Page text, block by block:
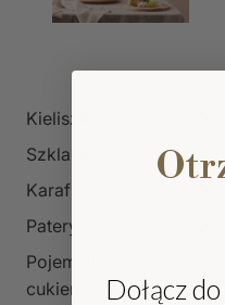
Kieliszki i pokale
Szklanki
Karafki i dzbanki
Patery
Pojemniki i
cukiernice Dołącz